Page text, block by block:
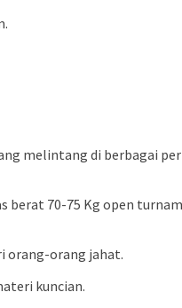
melintang di berbagai
berat 70-75 Kg open
orang-orang jahat.
kuncian.